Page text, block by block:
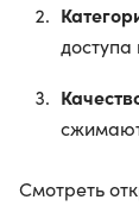
доступа
Смотреть